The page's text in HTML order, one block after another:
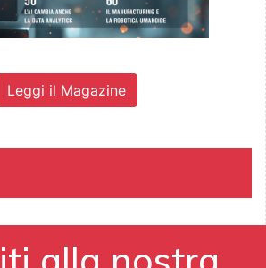
Leggi il Magazine